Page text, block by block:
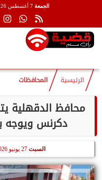
الجمعة
الرئيسية المحافظات
محافظ الدقهلية
دكرنس ويوجه
السبت